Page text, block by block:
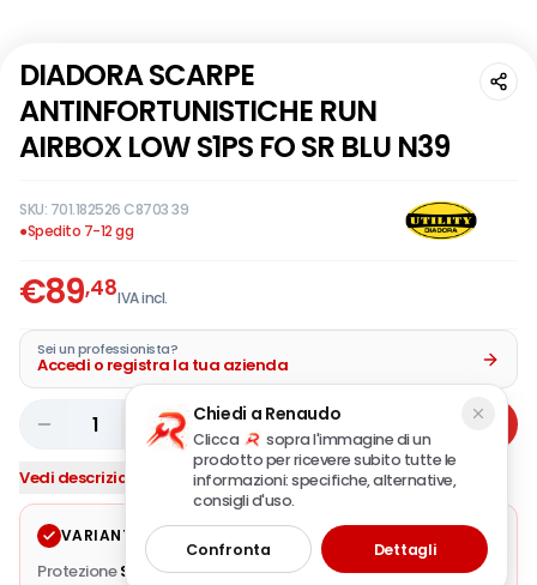
DIADORA SCARPE
ANTINFORTUNISTICHE RUN
AIRBOX LOW S1PS FO SR BLU N39
SKU: 701.182526 C8703 39
●Spedito 7-12 gg
€89,48IVA incl.
Sei un professionista?
Accedi o registra la tua azienda
1 Aggiungi
Vedi descrizione completa
VARIANTE SELEZIONATA Modifica
Protezione S1PS FO SR ESD · TomaiaPelle bovina
Chiedi a Renaudo
Clicca
sopra l'immagine di un
prodotto per ricevere subito tutte le
informazioni: specifiche, alternative,
consigli d'uso.
Confronta Dettagli